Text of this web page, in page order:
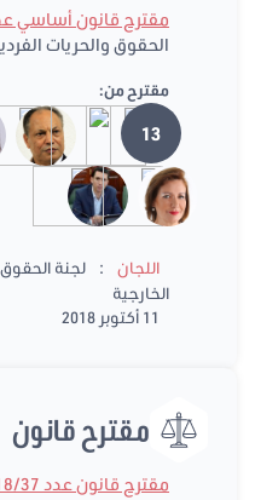
مقترح قانون أساسي عدد
الحقوق والحريات
مقترح من:
13
اللجان :
لجنة الحقوق
الخارجية
11 أكتوبر 2018
مقترح قانون
مقترح قانون عدد 2018/37